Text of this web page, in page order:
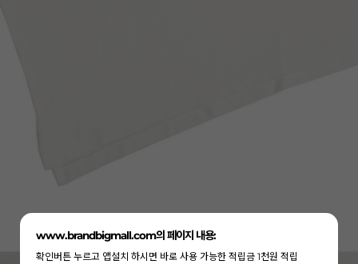
www.brandbigmall.com의 페이지 내용:
확인버튼 누르고 앱설치 하시면 바로 사용 가능한 적립금 1천원 적립